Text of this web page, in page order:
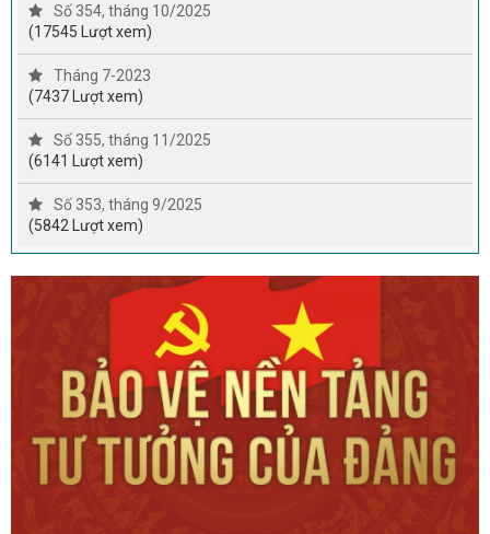
Số 354, tháng 10/2025
(17545 Lượt xem)
Tháng 7-2023
(7437 Lượt xem)
Số 355, tháng 11/2025
(6141 Lượt xem)
Số 353, tháng 9/2025
(5842 Lượt xem)